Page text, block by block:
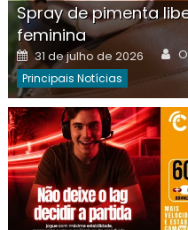
Spray de pimenta
feminina
Posted
on
31 de julho de 2026
Principais Notícias